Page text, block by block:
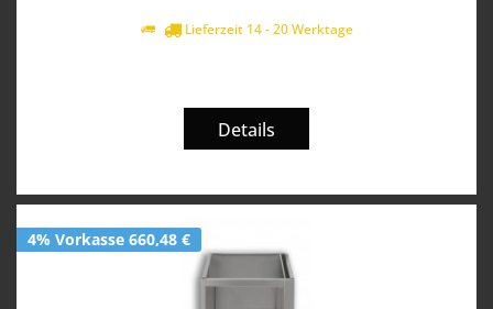
Lieferzeit 14 - 20 Werktage
Details
4% Vorkasse 660,48 €